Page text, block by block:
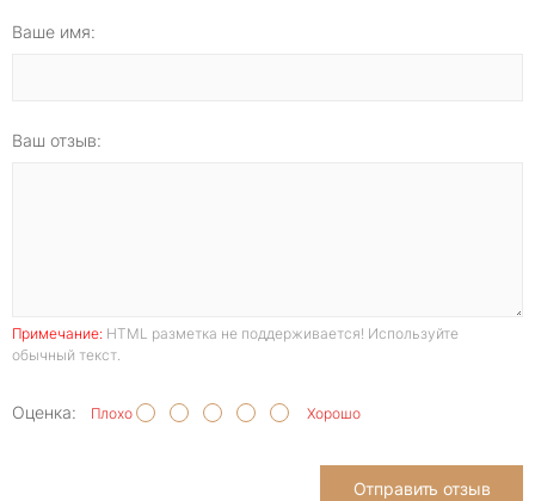
Ваше имя:
Ваш отзыв:
Примечание: HTML разметка не поддерживается! Используйте
обычный текст.
Оценка: Плохо Хорошо
Отправить отзыв